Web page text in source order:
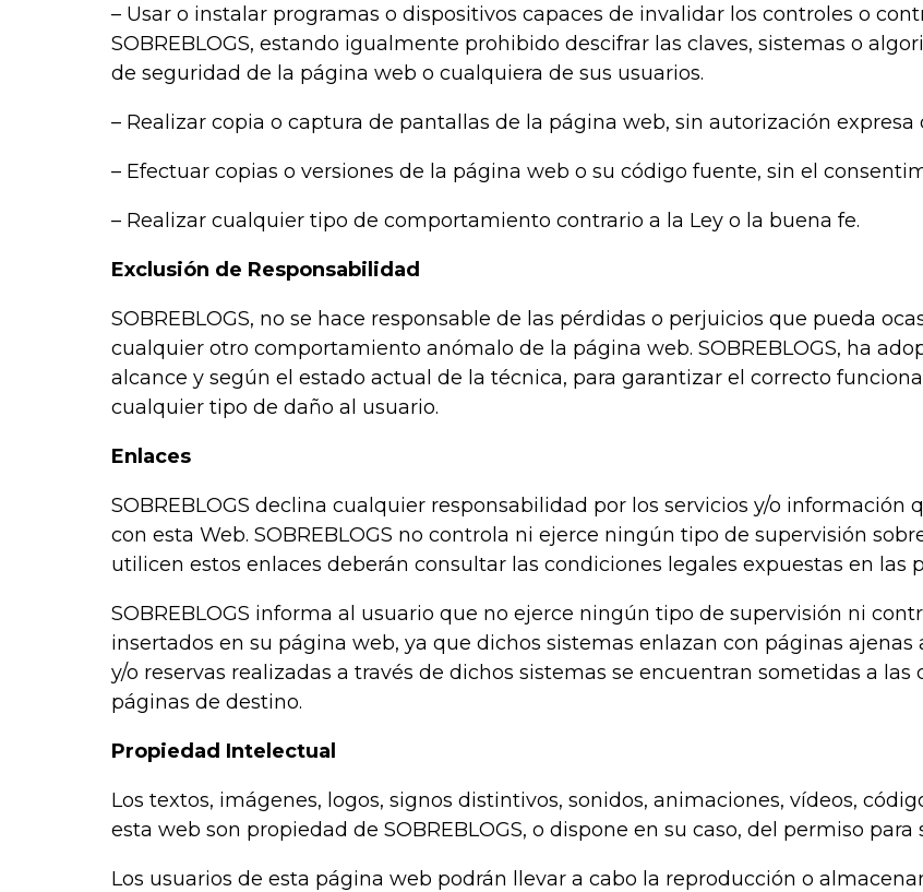
– Usar o instalar programas o dispositivos capaces de invalidar los controles o
SOBREBLOGS, estando igualmente prohibido descifrar las claves, sistemas o
de seguridad de la página web o cualquiera de sus usuarios.
– Realizar copia o captura de pantallas de la página web, sin autorización expresa
– Efectuar copias o versiones de la página web o su código fuente, sin el
– Realizar cualquier tipo de comportamiento contrario a la Ley o la buena fe.
Exclusión de Responsabilidad
SOBREBLOGS, no se hace responsable de las pérdidas o perjuicios que pueda
cualquier otro comportamiento anómalo de la página web. SOBREBLOGS, ha
alcance y según el estado actual de la técnica, para garantizar el correcto
cualquier tipo de daño al usuario.
Enlaces
SOBREBLOGS declina cualquier responsabilidad por los servicios y/o información
con esta Web. SOBREBLOGS no controla ni ejerce ningún tipo de supervisión
utilicen estos enlaces deberán consultar las condiciones legales expuestas en las
SOBREBLOGS informa al usuario que no ejerce ningún tipo de supervisión ni
insertados en su página web, ya que dichos sistemas enlazan con páginas ajenas
y/o reservas realizadas a través de dichos sistemas se encuentran sometidas a
páginas de destino.
Propiedad Intelectual
Los textos, imágenes, logos, signos distintivos, sonidos, animaciones, vídeos,
esta web son propiedad de SOBREBLOGS, o dispone en su caso, del permiso para
Los usuarios de esta página web podrán llevar a cabo la reproducción o